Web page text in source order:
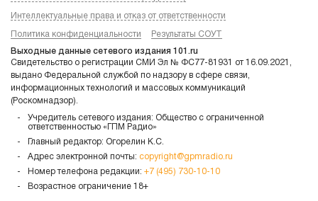
Интеллектуальные права и отказ от ответственности
Политика конфиденциальности Результаты СОУТ
Выходные данные сетевого издания 101.ru
Свидетельство о регистрации СМИ Эл № ФС77-81931 от 16.09.2021,
выдано Федеральной службой по надзору в сфере связи,
информационных технологий и массовых коммуникаций
(Роскомнадзор).
Учредитель сетевого издания: Общество с ограниченной
ответственностью «ГПМ Радио»
Главный редактор: Огорелин К.С.
Адрес электронной почты: copyright@gpmradio.ru
Номер телефона редакции: +7 (495) 730-10-10
Возрастное ограничение 18+